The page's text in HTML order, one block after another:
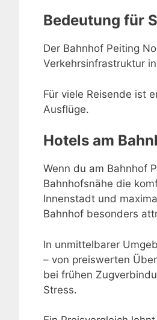
Bedeutung für
Der Bahnhof Peiting
Verkehrsinfrastruktur
Für viele Reisende ist
Ausflüge.
Hotels am
Wenn du am Bahnhof
Bahnhofsnähe die
Innenstadt und
Bahnhof besonders
In unmittelbarer
– von preiswerten
bei frühen
Stress.